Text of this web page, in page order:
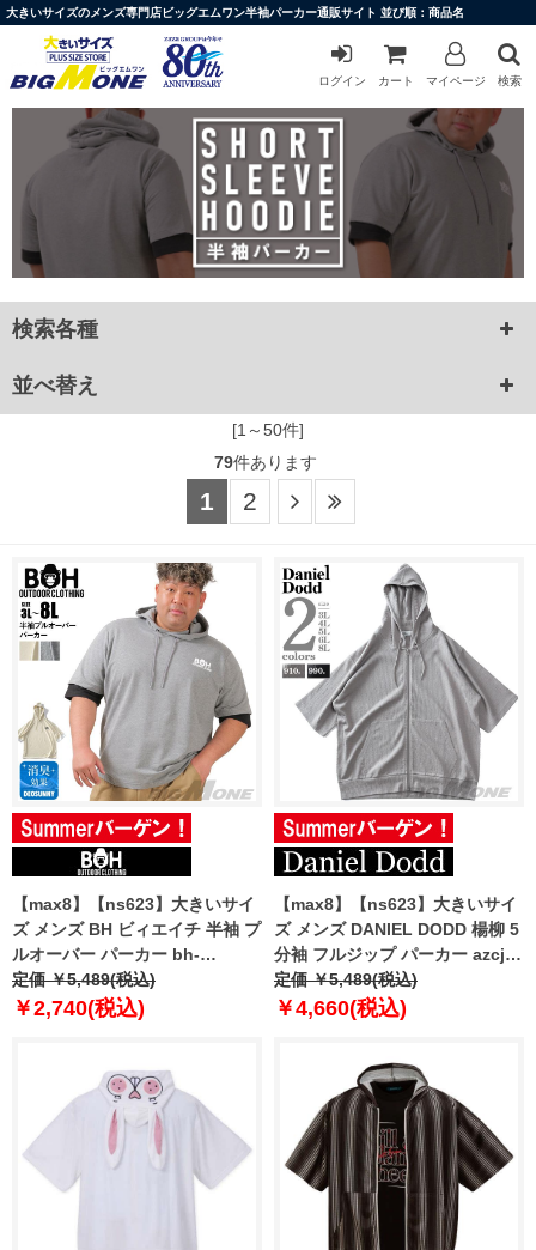
大きいサイズのメンズ専門店ビッグエムワン半袖パーカー通販サイト 並び順：商品名
ログイン カート マイページ 検索
検索各種
並べ替え
[1～50件]
79件あります
1 2
【max8】【ns623】大きいサイ
ズ メンズ BH ビィエイチ 半袖 プ
ルオーバー パーカー bh-
t250206
定価 ￥5,489(税込)
￥2,740(税込)
【max8】【ns623】大きいサイ
ズ メンズ DANIEL DODD 楊柳 5
分袖 フルジップ パーカー azcj-
250220
定価 ￥5,489(税込)
￥4,660(税込)